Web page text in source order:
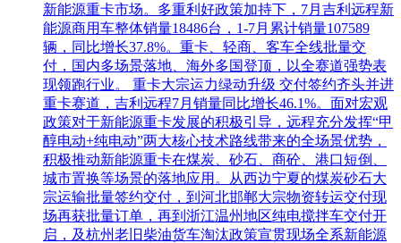
新能源重卡市场。多重利好政策加持下，7月吉利远程新
能源商用车整体销量18486台，1-7月累计销量107589
辆，同比增长37.8%。重卡、轻商、客车全线批量交
付，国内多场景落地、海外多国登顶，以全赛道强势表
现领跑行业。 重卡大宗运力绿动升级 交付签约齐头并进
重卡赛道，吉利远程7月销量同比增长46.1%。面对宏观
政策对于新能源重卡发展的积极引导，远程充分发挥“甲
醇电动+纯电动”两大核心技术路线带来的全场景优势，
积极推动新能源重卡在煤炭、砂石、商砼、港口短倒、
城市置换等场景的落地应用。从西边宁夏的煤炭砂石大
宗运输批量签约交付，到河北邯郸大宗物资转运交付现
场再获批量订单，再到浙江温州地区纯电搅拌车交付开
启，及杭州老旧柴油货车淘汰政策宣贯现场全系新能源